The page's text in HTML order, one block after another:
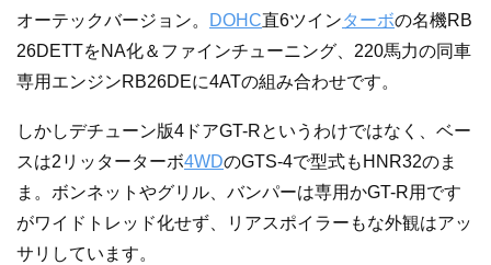
オーテックバージョン。
DOHC直6ツインターボの名機RB
26DETTをNA化＆ファインチューニング、220馬力の同車
専用エンジンRB26DEに4ATの組み合わせです。
しかしデチューン版4ドアGT-Rというわけではなく、ベー
スは2リッターターボ4WDのGTS-4で型式もHNR32のま
ま。ボンネットやグリル、バンパーは専用かGT-R用です
がワイドトレッド化せず、リアスポイラーもな外観はアッ
サリしています。